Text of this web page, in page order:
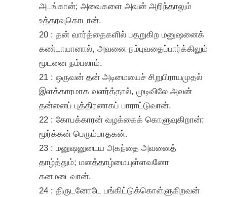
அடங்கான்; அவைகளை அவன் அறிந்தாலும்
உத்தரவுகொடான்.
20 : தன் வார்த்தைகளில் பதறுகிற மனுஷனைக்
கண்டாயானால், அவனை நம்புவதைப்பார்க்கிலும்
மூடனை நம்பலாம்.
21 : ஒருவன் தன் அடிமையைச் சிறுபிராயமுதல்
இளக்காரமாக வளர்த்தால், முடிவிலே அவன்
தன்னைப் புத்திரனாகப் பாராட்டுவான்.
22 : கோபக்காரன் வழக்கைக் கொளுவுகிறான்;
மூர்க்கன் பெரும்பாதகன்.
23 : மனுஷனுடைய அகந்தை அவனைத்
தாழ்த்தும்; மனத்தாழ்மையுள்ளவனோ
கனமடைவான்.
24 : திருடனோடே பங்கிட்டுக்கொள்ளுகிறவன்